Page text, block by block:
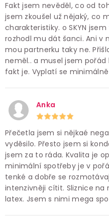
Fakt jsem nevěděl, co od
jsem zkoušel už nějaký, co
charakteristiky. o SKYN
rozhodl mu dát šanci. Ani v
mou partnerku taky ne.
neměl.. a musel jsem
fakt je. Vyplatí se
Anka
Přečetla jsem si nějkaé
vyděsilo. Přesto jsem si
jsem za to ráda. Kvalita je
minimální spotřeby je v
tenké a dobře se
intenzivněji cítit. Sliznice
latex. Jsem s nimi mega